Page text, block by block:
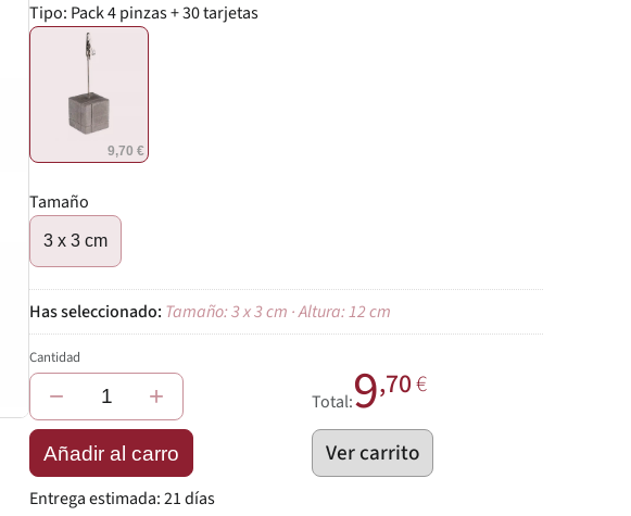
Tipo: Pack 4 pinzas + 30 tarjetas
9,70 €
Tamaño
3 x 3 cm
Tamaño: 3 x 3 cm · Altura: 12 cm
Cantidad
− +
Añadir al carro
Total:9,70€
Ver carrito
Entrega estimada:21 días